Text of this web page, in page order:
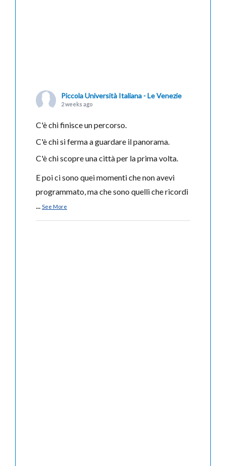
Piccola Università Italiana - Le Venezie
2 weeks ago
C'è chi finisce un percorso.
C'è chi si ferma a guardare il panorama.
C'è chi scopre una città per la prima volta.
E poi ci sono quei momenti che non avevi
programmato, ma che sono quelli che ricordi
... See More